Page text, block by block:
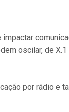
oscilar, de X.1
por rádio e